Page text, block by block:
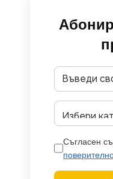
Съгласен